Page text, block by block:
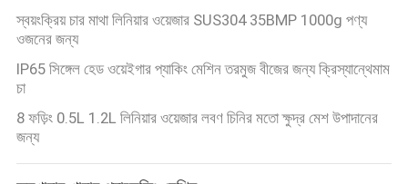
একটি
উদ্ধৃতি
অনুরোধ
করুন
সাইট
স্বয়ংক্রিয় চার মাথা লিনিয়ার ওয়েজার SUS304 35BMP 1000g পণ্য
ওজনের জন্য
IP65 সিঙ্গেল হেড ওয়েইগার প্যাকিং মেশিন তরমুজ বীজের জন্য ক্রিস্যান্থেমাম
চা
8 ফড়িং 0.5L 1.2L লিনিয়ার ওয়েজার লবণ চিনির মতো ক্ষুদ্র মেশ উপাদানের
জন্য